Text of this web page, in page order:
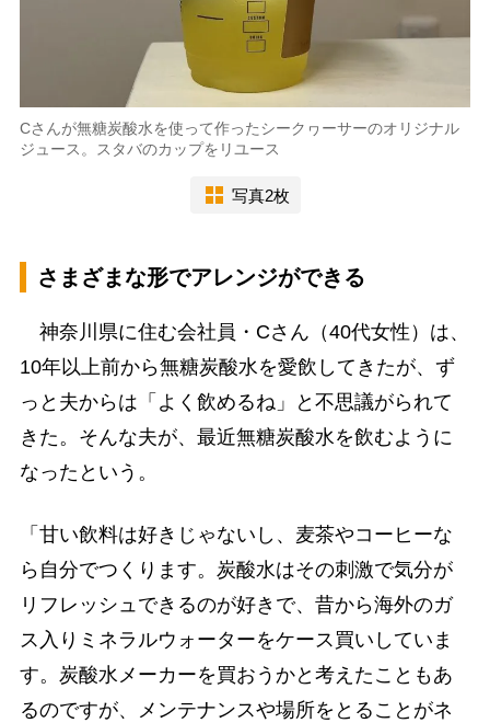
Cさんが無糖炭酸水を使って作ったシークヮーサーのオリジナル
ジュース。スタバのカップをリユース
写真2枚
さまざまな形でアレンジができる
神奈川県に住む会社員・Cさん（40代女性）は、
10年以上前から無糖炭酸水を愛飲してきたが、ず
っと夫からは「よく飲めるね」と不思議がられて
きた。そんな夫が、最近無糖炭酸水を飲むように
なったという。
「甘い飲料は好きじゃないし、麦茶やコーヒーな
ら自分でつくります。炭酸水はその刺激で気分が
リフレッシュできるのが好きで、昔から海外のガ
ス入りミネラルウォーターをケース買いしていま
す。炭酸水メーカーを買おうかと考えたこともあ
るのですが、メンテナンスや場所をとることがネ